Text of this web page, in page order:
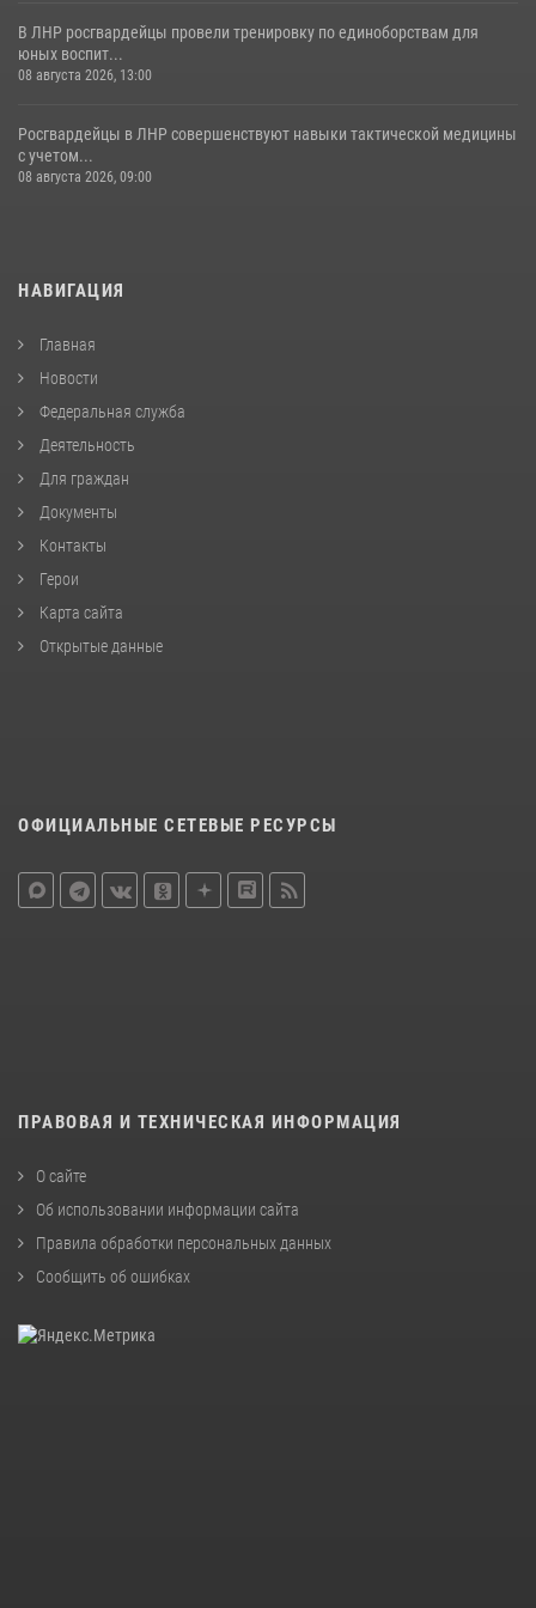
В ЛНР росгвардейцы провели тренировку по единоборствам для
юных воспит...
08 августа 2026, 13:00
Росгвардейцы в ЛНР совершенствуют навыки тактической медицины
с учетом...
08 августа 2026, 09:00
НАВИГАЦИЯ
Главная
Новости
Федеральная служба
Деятельность
Для граждан
Документы
Контакты
Герои
Карта сайта
Открытые данные
ОФИЦИАЛЬНЫЕ СЕТЕВЫЕ РЕСУРСЫ
ПРАВОВАЯ И ТЕХНИЧЕСКАЯ ИНФОРМАЦИЯ
О сайте
Об использовании информации сайта
Правила обработки персональных данных
Сообщить об ошибках